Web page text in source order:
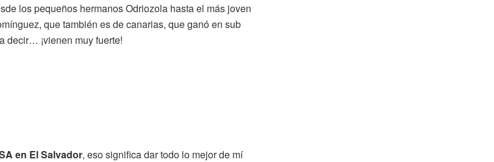
los pequeños hermanos Odriozola hasta el más joven
que también es de canarias, que ganó en sub
decir… ¡vienen muy fuerte!
en El Salvador, eso significa dar todo lo mejor de mí